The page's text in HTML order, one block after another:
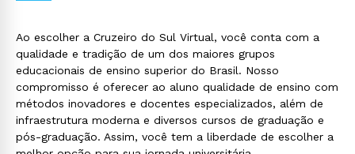
Ao escolher a Cruzeiro do Sul Virtual, você conta com a
qualidade e tradição de um dos maiores grupos
educacionais de ensino superior do Brasil. Nosso
compromisso é oferecer ao aluno qualidade de ensino com
métodos inovadores e docentes especializados, além de
infraestrutura moderna e diversos cursos de graduação e
pós-graduação. Assim, você tem a liberdade de escolher a